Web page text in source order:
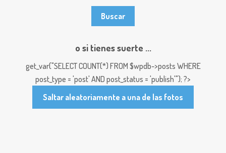
o si tienes suerte ...
get_var("SELECT COUNT(*) FROM $wpdb->posts WHERE
post_type = 'post' AND post_status = 'publish'"); ?>
Saltar aleatoriamente a una de las fotos